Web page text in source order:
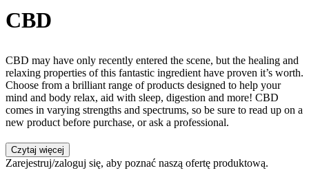
CBD
CBD may have only recently entered the scene, but the healing and
relaxing properties of this fantastic ingredient have proven it’s worth.
Choose from a brilliant range of products designed to help your
mind and body relax, aid with sleep, digestion and more! CBD
comes in varying strengths and spectrums, so be sure to read up on a
new product before purchase, or ask a professional.
Czytaj więcej
Zarejestruj/zaloguj się, aby poznać naszą ofertę produktową.